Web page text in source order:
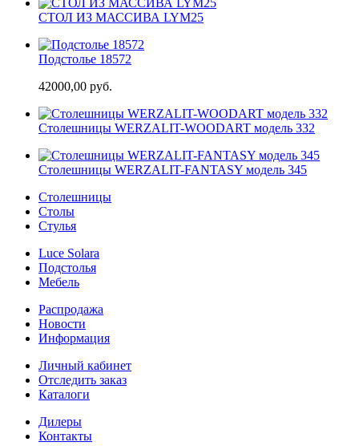
СТОЛ ИЗ МАССИВА LYM25
Подстолье 18572
42000,00 руб.
Cтолешницы WERZALIT-WOODART модель 332
Cтолешницы WERZALIT-FANTASY модель 345
Столешницы
Столы
Стулья
Luce Solara
Подстолья
Мебель
Распродажа
Новости
Информация
Личный кабинет
Отследить заказ
Каталоги
Дилеры
Контакты